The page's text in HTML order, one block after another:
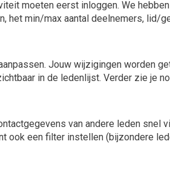
moeten eerst inloggen. We
het min/max aantal deelnemers,
Jouw wijzigingen worden
in de ledenlijst. Verder zie je
van andere leden
ook een filter instellen (bijzondere